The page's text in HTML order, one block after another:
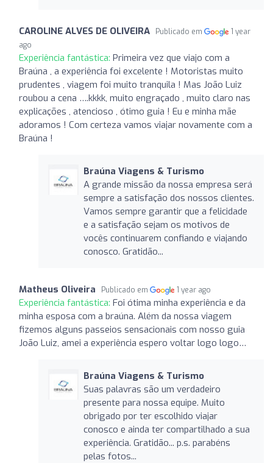
CAROLINE ALVES DE OLIVEIRA Publicado em
1 year
ago
Experiência fantástica: Primeira vez que viajo com a
Braúna , a experiência foi excelente ! Motoristas muito
prudentes , viagem foi muito tranquila ! Mas João Luiz
roubou a cena ….kkkk, muito engraçado , muito claro nas
explicações , atencioso , ótimo guia ! Eu e minha mãe
adoramos ! Com certeza vamos viajar novamente com a
Braúna !
Braúna Viagens & Turismo
A grande missão da nossa empresa será
sempre a satisfação dos nossos clientes.
Vamos sempre garantir que a felicidade
e a satisfação sejam os motivos de
vocês continuarem confiando e viajando
conosco. Gratidão...
Matheus Oliveira Publicado em 1 year ago
Experiência fantástica: Foi ótima minha experiência e da
minha esposa com a braúna. Além da nossa viagem
fizemos alguns passeios sensacionais com nosso guia
João Luiz, amei a experiência espero voltar logo logo…
Braúna Viagens & Turismo
Suas palavras são um verdadeiro
presente para nossa equipe. Muito
obrigado por ter escolhido viajar
conosco e ainda ter compartilhado a sua
experiência. Gratidão... p.s. parabéns
pelas fotos...